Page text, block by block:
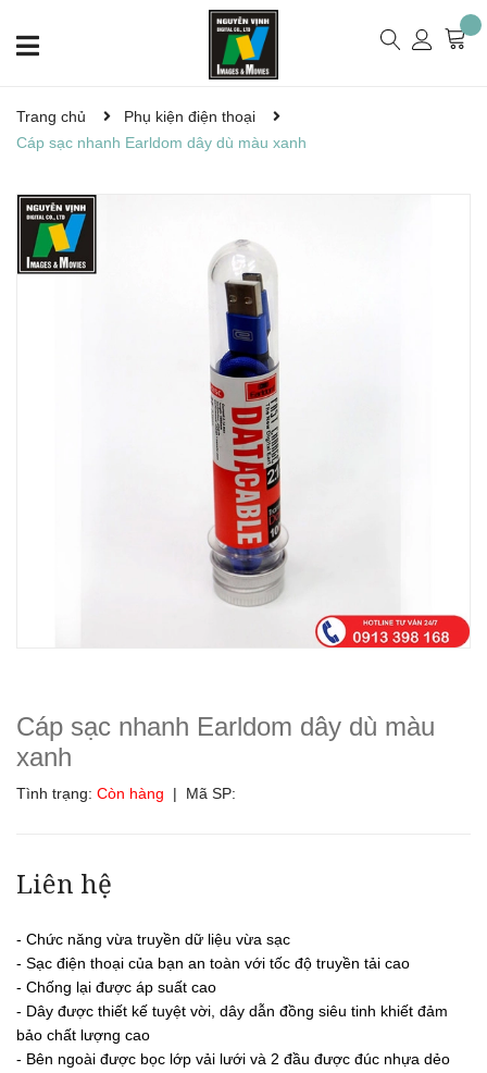
Trang chủ
Phụ kiện điện thoại
Cáp sạc nhanh Earldom dây dù màu xanh
Cáp sạc nhanh Earldom dây dù màu
xanh
Tình trạng: Còn hàng | Mã SP:
Liên hệ
- Chức năng vừa truyền dữ liệu vừa sạc
- Sạc điện thoại của bạn an toàn với tốc độ truyền tải cao
- Chống lại được áp suất cao
- Dây được thiết kế tuyệt vời, dây dẫn đồng siêu tinh khiết đảm
bảo chất lượng cao
- Bên ngoài được bọc lớp vải lưới và 2 đầu được đúc nhựa dẻo